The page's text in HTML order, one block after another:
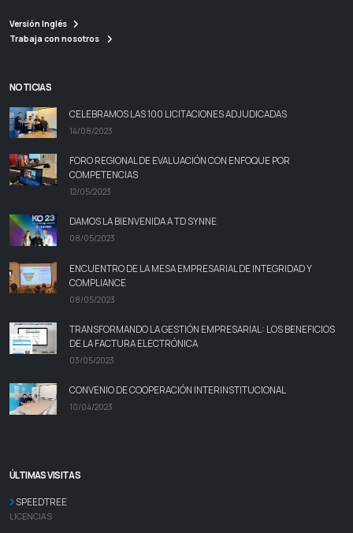
Versión Inglés
Trabaja con nosotros
NOTICIAS
CELEBRAMOS LAS 100 LICITACIONES ADJUDICADAS
14/08/2023
FORO REGIONAL DE EVALUACIÓN CON ENFOQUE POR
COMPETENCIAS
12/05/2023
DAMOS LA BIENVENIDA A TD SYNNE
08/05/2023
ENCUENTRO DE LA MESA EMPRESARIAL DE INTEGRIDAD Y
COMPLIANCE
08/05/2023
TRANSFORMANDO LA GESTIÓN EMPRESARIAL: LOS BENEFICIOS
DE LA FACTURA ELECTRÓNICA
03/05/2023
CONVENIO DE COOPERACIÓN INTERINSTITUCIONAL
10/04/2023
ÚLTIMAS VISITAS
SPEEDTREE
LICENCIAS